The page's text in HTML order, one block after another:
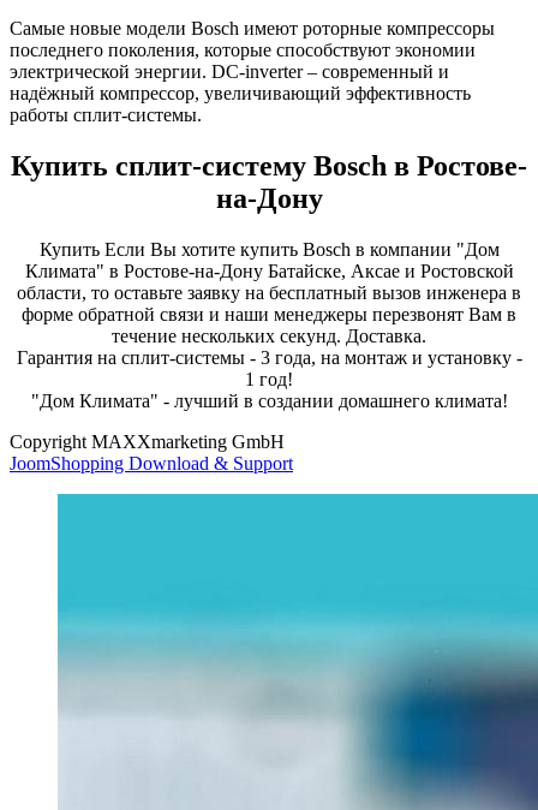
Самые новые модели Bosch имеют роторные компрессоры
последнего поколения, которые способствуют экономии
электрической энергии. DC-inverter – современный и
надёжный компрессор, увеличивающий эффективность
работы сплит-системы.
Купить сплит-систему Bosch в Ростове-
на-Дону
Купить Если Вы хотите купить Bosch в компании "Дом
Климата" в Ростове-на-Дону Батайске, Аксае и Ростовской
области, то оставьте заявку на бесплатный вызов инженера в
форме обратной связи и наши менеджеры перезвонят Вам в
течение нескольких секунд. Доставка.
Гарантия на сплит-системы - 3 года, на монтаж и установку -
1 год!
"Дом Климата" - лучший в создании домашнего климата!
Copyright MAXXmarketing GmbH
JoomShopping Download & Support